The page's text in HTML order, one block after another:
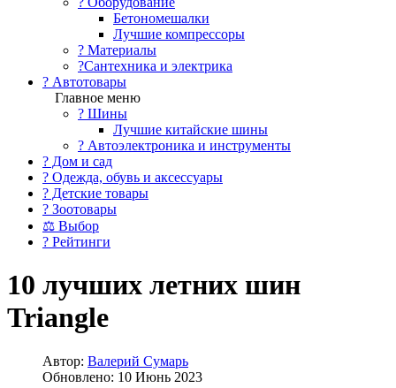
Бетономешалки
Лучшие компрессоры
? Материалы
?Сантехника и электрика
? Автотовары
Главное меню
? Шины
Лучшие китайские шины
? Автоэлектроника и инструменты
? Дом и сад
? Одежда, обувь и аксессуары
? Детские товары
? Зоотовары
⚖ Выбор
? Рейтинги
10 лучших летних шин
Triangle
Автор: Валерий Сумарь
Обновлено: 10 Июнь 2023